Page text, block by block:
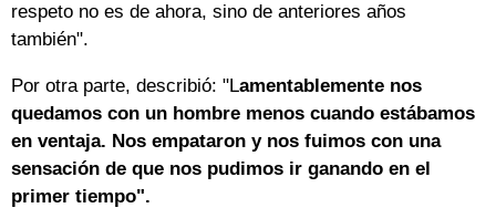
respeto no es de ahora, sino de anteriores años
también".
Por otra parte, describió: "Lamentablemente nos
quedamos con un hombre menos cuando estábamos
en ventaja. Nos empataron y nos fuimos con una
sensación de que nos pudimos ir ganando en el
primer tiempo".